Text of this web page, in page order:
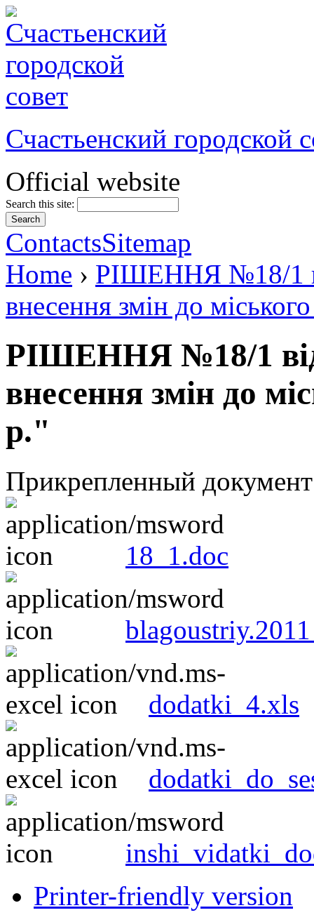
Счастьенский городской
Official website
Search this site:
ContactsSitemap
Home › РІШЕННЯ №18/1
внесення змін до
РІШЕННЯ №18/1
внесення змін до
р."
Прикрепленный
18_1.doc
dodatki_4.xls
Printer-friendly version